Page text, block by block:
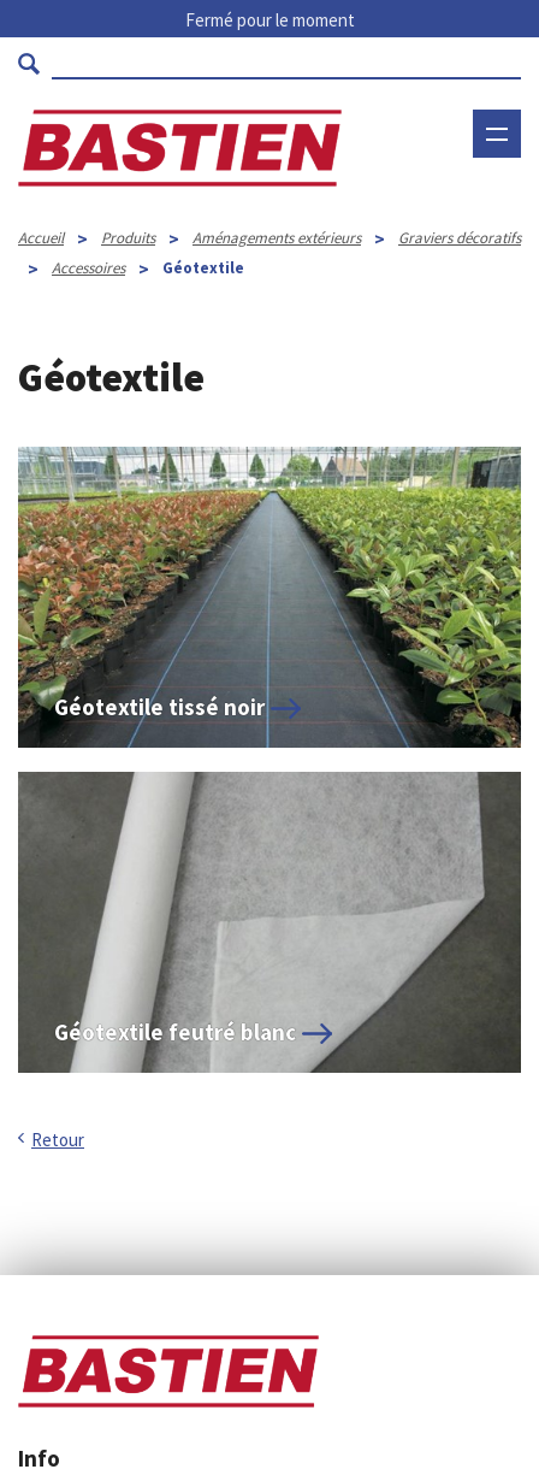
Fermé pour le moment
Accueil > Produits > Aménagements extérieurs > Graviers décoratifs
> Accessoires > Géotextile
Géotextile
Géotextile tissé noir
Géotextile feutré blanc
Retour
Info